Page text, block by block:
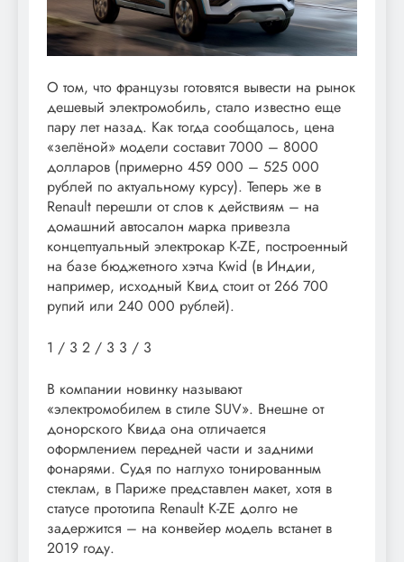
О том, что французы готовятся вывести на рынок
дешевый электромобиль, стало известно еще
пару лет назад. Как тогда сообщалось, цена
«зелёной» модели составит 7000 – 8000
долларов (примерно 459 000 – 525 000
рублей по актуальному курсу). Теперь же в
Renault перешли от слов к действиям – на
домашний автосалон марка привезла
концептуальный электрокар K-ZE, построенный
на базе бюджетного хэтча Kwid (в Индии,
например, исходный Квид стоит от 266 700
рупий или 240 000 рублей).
1 / 3 2 / 3 3 / 3
В компании новинку называют
«электромобилем в стиле SUV». Внешне от
донорского Квида она отличается
оформлением передней части и задними
фонарями. Судя по наглухо тонированным
стеклам, в Париже представлен макет, хотя в
статусе прототипа Renault K-ZE долго не
задержится – на конвейер модель встанет в
2019 году.